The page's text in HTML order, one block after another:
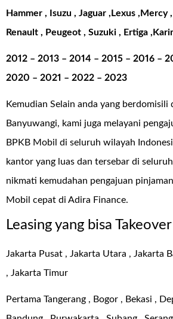
Hammer , Isuzu , Jaguar ,Lexus ,Mercy
Renault , Peugeot , Suzuki , Ertiga
2012 – 2013 – 2014 – 2015 – 2016 –
2020 – 2021 – 2022 – 2023
Kemudian Selain anda yang berdomisili
Banyuwangi, kami juga melayani
BPKB Mobil di seluruh wilayah
kantor yang luas dan tersebar di
nikmati kemudahan pengajuan pinjaman
Mobil cepat di Adira Finance.
Leasing yang bisa
Jakarta Pusat , Jakarta Utara , Jakarta
, Jakarta Timur
Pertama Tangerang , Bogor , Bekasi ,